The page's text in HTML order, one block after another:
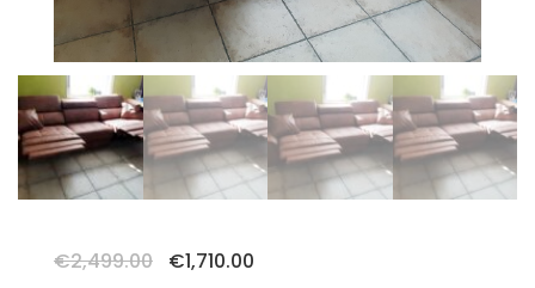
€2,499.00
Oorspronkelijke
€1,710.00